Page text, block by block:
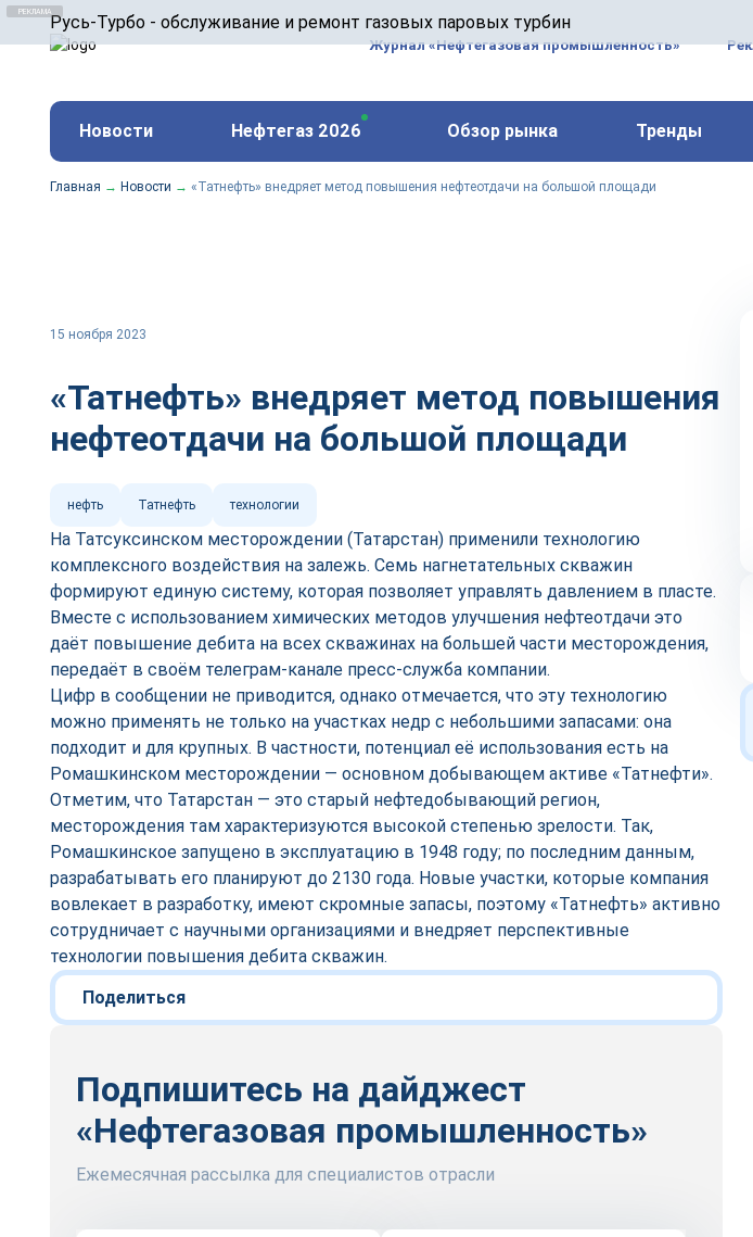
Русь-Турбо - обслуживание и ремонт газовых паровых турбин
ООО «Русь-Турбо» занимается сервисом газовых и паровых турбин, комплексным
оборудования ТЭС, зарубежных поршневых машин и компрессоров, которые
и других предприятиях.
Реклама. ООО «Русь-Турбо», ИНН 7802588950
erid: F7NfYUJCUneVdwPs4znf
Журнал «Нефтегазовая промышленность»
Новости Нефтегаз 2026 Обзор рынка Тренды
Главная → Новости → «Татнефть» внедряет метод повышения нефтеотдачи на большой площади
15 ноября 2023
«Татнефть» внедряет метод повышения
нефтеотдачи на большой площади
нефть Татнефть технологии
На Татсуксинском месторождении (Татарстан) применили технологию
комплексного воздействия на залежь. Семь нагнетательных скважин
формируют единую систему, которая позволяет управлять давлением в пласте.
Вместе с использованием химических методов улучшения нефтеотдачи это
даёт повышение дебита на всех скважинах на большей части месторождения,
передаёт в своём телеграм-канале пресс-служба компании.
Цифр в сообщении не приводится, однако отмечается, что эту технологию
можно применять не только на участках недр с небольшими запасами: она
подходит и для крупных. В частности, потенциал её использования есть на
Ромашкинском месторождении — основном добывающем активе «Татнефти».
Отметим, что Татарстан — это старый нефтедобывающий регион,
месторождения там характеризуются высокой степенью зрелости. Так,
Ромашкинское запущено в эксплуатацию в 1948 году; по последним данным,
разрабатывать его планируют до 2130 года. Новые участки, которые компания
вовлекает в разработку, имеют скромные запасы, поэтому «Татнефть» активно
сотрудничает с научными организациями и внедряет перспективные
технологии повышения дебита скважин.
Поделиться
Подпишитесь на дайджест
«Нефтегазовая промышленность»
Ежемесячная рассылка для специалистов отрасли